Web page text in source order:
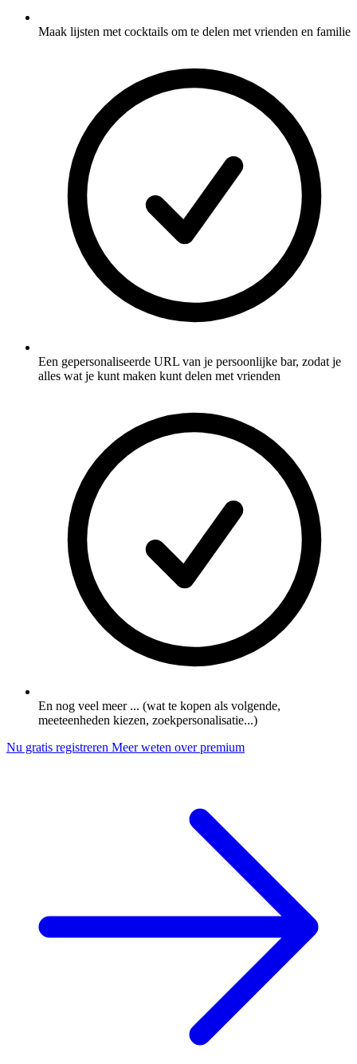
Maak lijsten met cocktails om te delen met vrienden en familie
Een gepersonaliseerde URL van je persoonlijke bar, zodat je
alles wat je kunt maken kunt delen met vrienden
En nog veel meer ... (wat te kopen als volgende,
meeteenheden kiezen, zoekpersonalisatie...)
Nu gratis registreren Meer weten over premium